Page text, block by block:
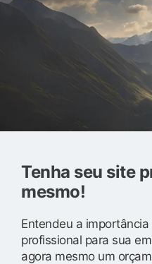
Tenha seu site
mesmo!
Entendeu a
profissional para sua
agora mesmo um